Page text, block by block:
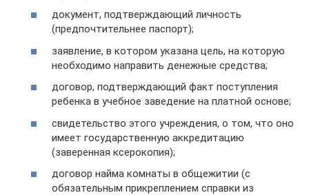
документ, подтверждающий личность
(предпочтительнее паспорт);
заявление, в котором указана цель, на которую
необходимо направить денежные средства;
договор, подтверждающий факт поступления
ребенка в учебное заведение на платной основе;
свидетельство этого учреждения, о том, что оно
имеет государственную аккредитацию
(заверенная ксерокопия);
договор найма комнаты в общежитии (с
обязательным прикреплением справки из